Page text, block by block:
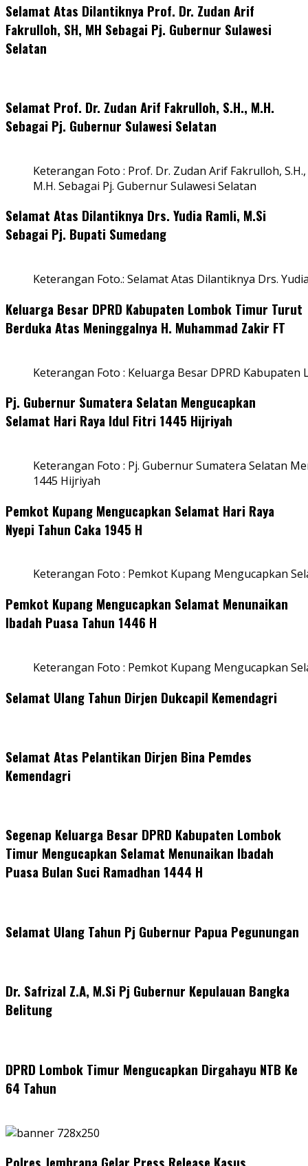
Selamat Atas Dilantiknya Prof. Dr. Zudan Arif
Fakrulloh, SH, MH Sebagai Pj. Gubernur Sulawesi
Selatan
Selamat Prof. Dr. Zudan Arif Fakrulloh, S.H., M.H.
Sebagai Pj. Gubernur Sulawesi Selatan
Keterangan Foto : Prof. Dr. Zudan Arif Fakrulloh, S.H.,
M.H. Sebagai Pj. Gubernur Sulawesi Selatan
Selamat Atas Dilantiknya Drs. Yudia Ramli, M.Si
Sebagai Pj. Bupati Sumedang
Keterangan Foto.: Selamat Atas Dilantiknya Drs.
Keluarga Besar DPRD Kabupaten Lombok Timur Turut
Berduka Atas Meninggalnya H. Muhammad Zakir FT
Keterangan Foto : Keluarga Besar DPRD
Pj. Gubernur Sumatera Selatan Mengucapkan
Selamat Hari Raya Idul Fitri 1445 Hijriyah
Keterangan Foto : Pj. Gubernur Sumatera Selatan
1445 Hijriyah
Pemkot Kupang Mengucapkan Selamat Hari Raya
Nyepi Tahun Caka 1945 H
Keterangan Foto : Pemkot Kupang Mengucapkan
Pemkot Kupang Mengucapkan Selamat Menunaikan
Ibadah Puasa Tahun 1446 H
Keterangan Foto : Pemkot Kupang Mengucapkan
Selamat Ulang Tahun Dirjen Dukcapil Kemendagri
Selamat Atas Pelantikan Dirjen Bina Pemdes
Kemendagri
Segenap Keluarga Besar DPRD Kabupaten Lombok
Timur Mengucapkan Selamat Menunaikan Ibadah
Puasa Bulan Suci Ramadhan 1444 H
Selamat Ulang Tahun Pj Gubernur Papua Pegunungan
Dr. Safrizal Z.A, M.Si Pj Gubernur Kepulauan Bangka
Belitung
DPRD Lombok Timur Mengucapkan Dirgahayu NTB Ke
64 Tahun